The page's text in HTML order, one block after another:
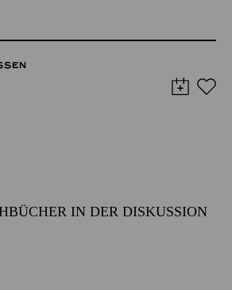
IN DER DISKUSSION